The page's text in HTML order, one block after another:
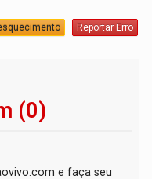
Reportar Erro
(0)
e faça seu